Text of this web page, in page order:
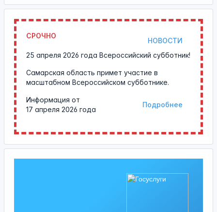
СРОЧНО
НОВОСТИ
25 апреля 2026 года Всероссийский субботник!
Самарская область примет участие в
масштабном Всероссийском субботнике.
Подробнее
Информация от
17 апреля 2026 года